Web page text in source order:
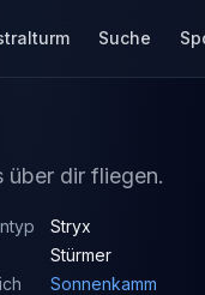
Suche
über dir fliegen.
Stryx
Stürmer
Sonnenkamm